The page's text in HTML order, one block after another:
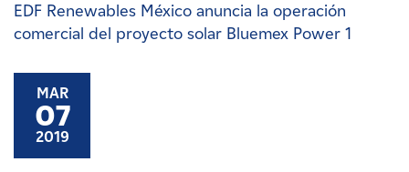
EDF Renewables México anuncia la operación
comercial del proyecto solar Bluemex Power 1
MAR
07
2019